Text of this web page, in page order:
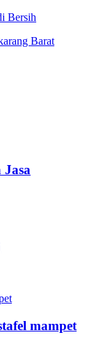
Bersih
Barat
mampet